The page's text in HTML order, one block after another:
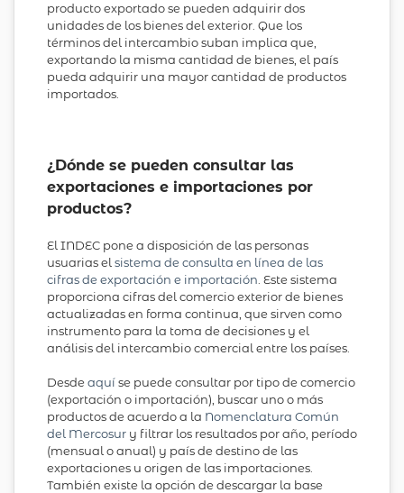
producto exportado se pueden adquirir dos
unidades de los bienes del exterior. Que los
términos del intercambio suban implica que,
exportando la misma cantidad de bienes, el país
pueda adquirir una mayor cantidad de productos
importados.
¿Dónde se pueden consultar las
exportaciones e importaciones por
productos?
El INDEC pone a disposición de las personas
usuarias el sistema de consulta en línea de las
cifras de exportación e importación . Este sistema
proporciona cifras del comercio exterior de bienes
actualizadas en forma continua, que sirven como
instrumento para la toma de decisiones y el
análisis del intercambio comercial entre los países.
Desdeaquíse puede consultar por tipo de comercio
(exportación o importación), buscar uno o más
productos de acuerdo a la Nomenclatura Común
del Mercosur y filtrar los resultados por año, período
(mensual o anual) y país de destino de las
exportaciones u origen de las importaciones.
También existe la opción de descargar la base